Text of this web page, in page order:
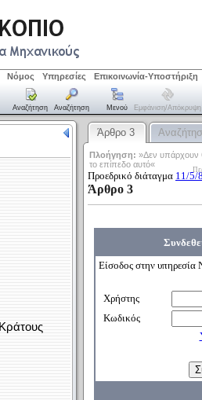
Νόμος Υπηρεσίες Επικοινωνία-Υποστήριξη
Αναζήτηση Αναζήτηση Μενού Εμφάνιση/απόκρυψη
Άρθρο 3